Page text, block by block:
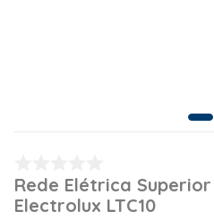
Rede Elétrica
Electrolux LTC10